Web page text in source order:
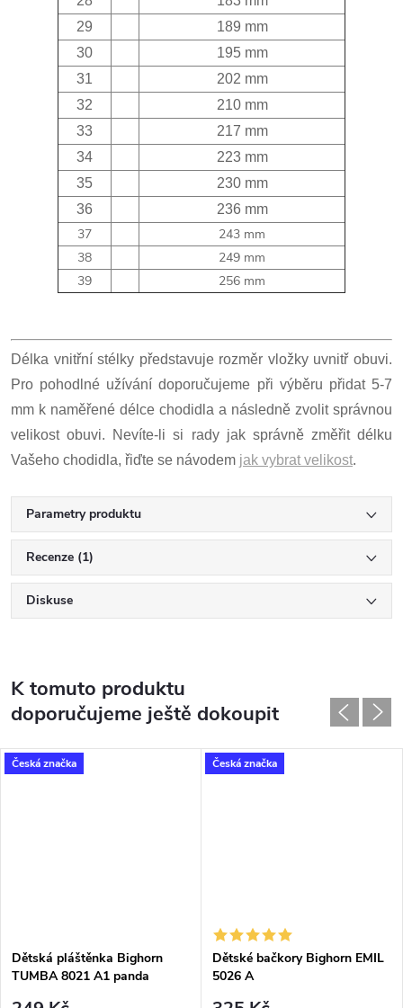
29
189 mm
30
195 mm
31
202 mm
32
210 mm
33
217 mm
34
223 mm
35
230 mm
36
236 mm
37
243 mm
38
249 mm
39
256 mm
Délka vnitřní stélky představuje rozměr vložky uvnitř obuvi.
Pro pohodlné užívání doporučujeme při výběru přidat 5-7
mm k naměřené délce chodidla a následně zvolit správnou
velikost obuvi. Nevíte-li si rady jak správně změřit délku
Vašeho chodidla, řiďte se návodem jak vybrat velikost.
Parametry produktu
Recenze (1)
Diskuse
K tomuto produktu
doporučujeme ještě dokoupit
Česká značka
Dětská pláštěnka Bighorn
TUMBA 8021 A1 panda
Česká značka
Dětské bačkory Bighorn EMIL
5026 A